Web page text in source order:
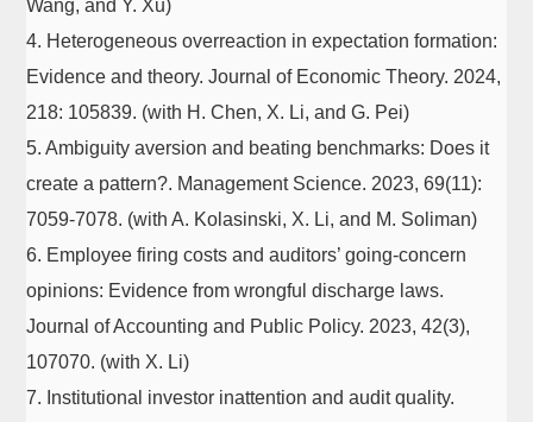
Wang, and Y. Xu)
4. Heterogeneous overreaction in expectation formation:
Evidence and theory. Journal of Economic Theory. 2024,
218: 105839. (with H. Chen, X. Li, and G. Pei)
5. Ambiguity aversion and beating benchmarks: Does it
create a pattern?. Management Science. 2023, 69(11):
7059-7078. (with A. Kolasinski, X. Li, and M. Soliman)
6. Employee firing costs and auditors’ going-concern
opinions: Evidence from wrongful discharge laws.
Journal of Accounting and Public Policy. 2023, 42(3),
107070. (with X. Li)
7. Institutional investor inattention and audit quality.